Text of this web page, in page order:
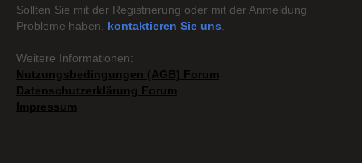
Sollten Sie mit der Registrierung oder mit der Anmeldung
Probleme haben, kontaktieren Sie uns
Weitere Informationen:
Nutzungsbedingungen (AGB) Forum
Datenschutzerklärung Forum
Impressum